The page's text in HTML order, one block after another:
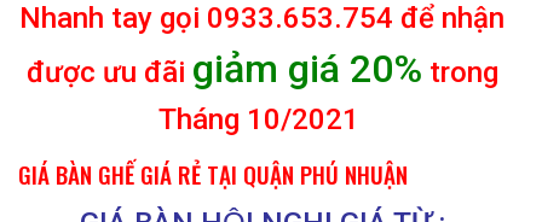
Nhanh tay gọi 0933.653.754 để nhận
được ưu đãi giảm giá 20% trong
Tháng 10/2021
GIÁ BÀN GHẾ GIÁ RẺ TẠI QUẬN PHÚ NHUẬN